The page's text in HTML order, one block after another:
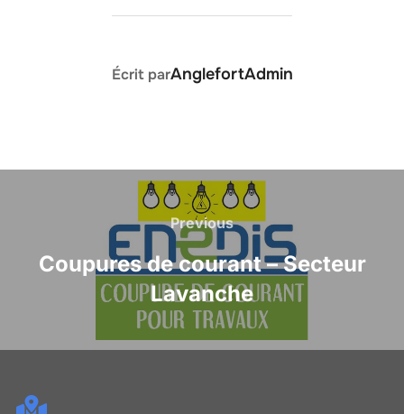
AUTEUR DE LA PUBLICATION
Écrit parAnglefortAdmin
Previous
Coupures de courant – Secteur
Lavanche